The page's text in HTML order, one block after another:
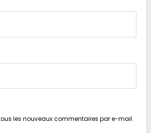
les nouveaux commentaires par e-mail.